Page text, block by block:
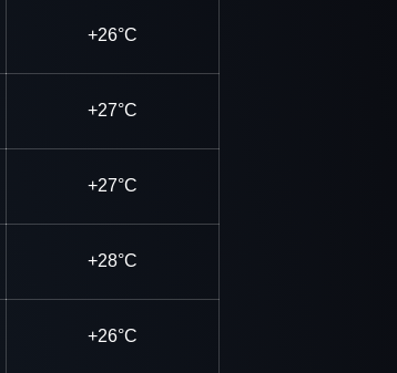
+26°C
+27°C
+27°C
+28°C
+26°C